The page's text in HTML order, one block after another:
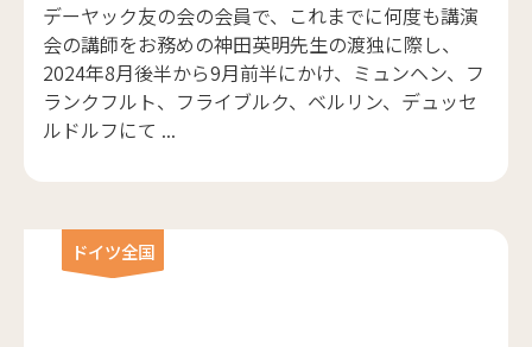
デーヤック友の会の会員で、これまでに何度も講演
会の講師をお務めの神田英明先生の渡独に際し、
2024年8月後半から9月前半にかけ、ミュンヘン、フ
ランクフルト、フライブルク、ベルリン、デュッセ
ルドルフにて ...
ドイツ全国